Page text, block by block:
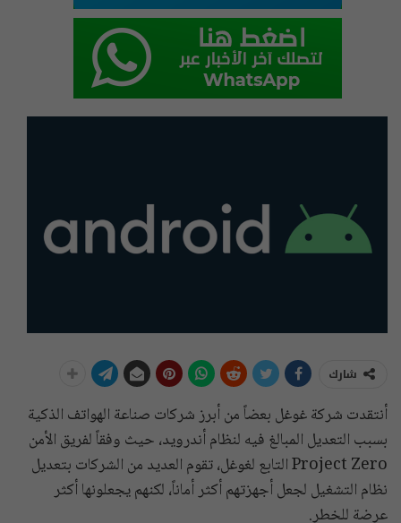
شارك
أنتقدت شركة غوغل بعضاً من أبرز شركات صناعة الهواتف الذكية
بسبب التعديل المبالغ فيه لنظام أندرويد، حيث وفقاً لفريق الأمن
Project Zero التابع لغوغل، تقوم العديد من الشركات بتعديل
نظام التشغيل لجعل أجهزتهم أكثر أماناً، لكنهم يجعلونها أكثر
عرضة للخطر.